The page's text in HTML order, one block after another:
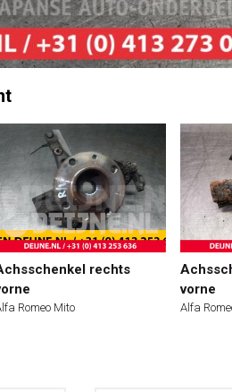
rechts
Romeo Mito
vorne
Alfa